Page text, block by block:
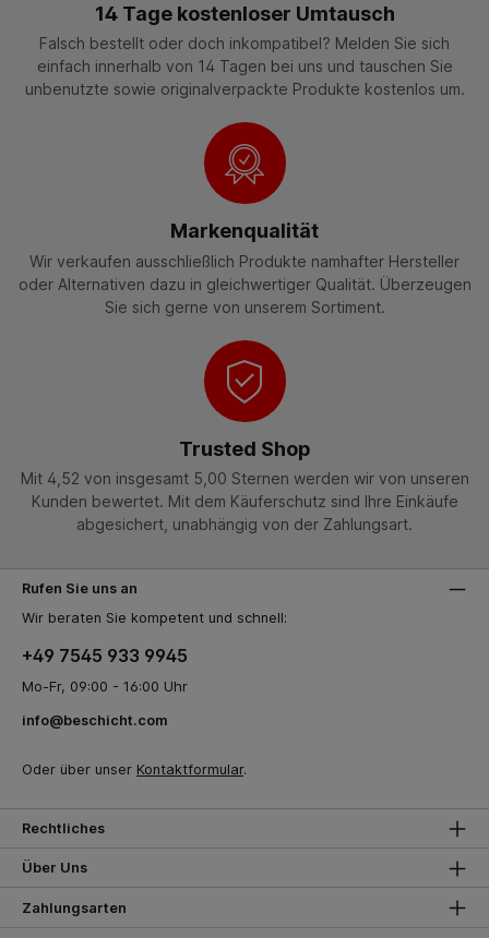
14 Tage kostenloser Umtausch
Falsch bestellt oder doch inkompatibel? Melden Sie sich
einfach innerhalb von 14 Tagen bei uns und tauschen Sie
unbenutzte sowie originalverpackte Produkte kostenlos um.
Markenqualität
Wir verkaufen ausschließlich Produkte namhafter Hersteller
oder Alternativen dazu in gleichwertiger Qualität. Überzeugen
Sie sich gerne von unserem Sortiment.
Trusted Shop
Mit 4,52 von insgesamt 5,00 Sternen werden wir von unseren
Kunden bewertet. Mit dem Käuferschutz sind Ihre Einkäufe
abgesichert, unabhängig von der Zahlungsart.
Rufen Sie uns an
Wir beraten Sie kompetent und schnell:
+49 7545 933 9945
Mo-Fr, 09:00 - 16:00 Uhr
info@beschicht.com
Oder über unser Kontaktformular.
Rechtliches
Über Uns
Zahlungsarten